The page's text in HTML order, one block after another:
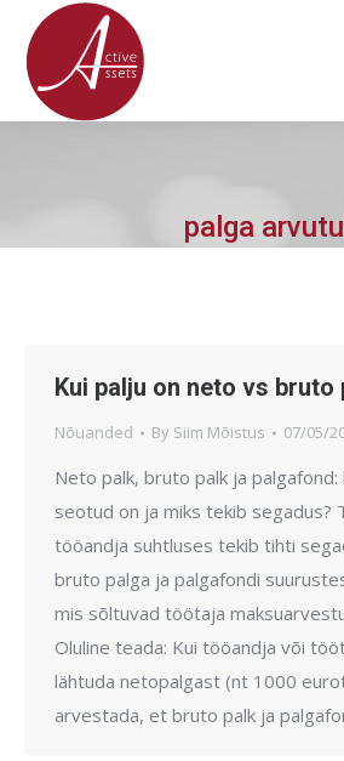
palga
Kui palju on neto vs bruto
Nõuanded By Siim Mõistus 07/05/
Neto palk, bruto palk ja palgafond:
seotud on ja miks tekib segadus?
tööandja suhtluses tekib tihti
bruto palga ja palgafondi
mis sõltuvad töötaja
Oluline teada: Kui tööandja või
lähtuda netopalgast (nt 1000
arvestada, et bruto palk ja